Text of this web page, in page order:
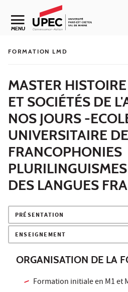
Aller au contenu
Navigation secondaire
MENU
FORMATION LMD
MASTER
ET SOCIÉTÉS DE
NOS JOURS -
UNIVERSITAIRE
FRANCOPHONIES
DES LANGUES
PRÉSENTATION
ENSEIGNEMENT
ORGANISATION DE LA
Formation initiale en M1 et